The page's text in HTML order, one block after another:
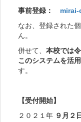
事前登録： mirai-
なお、登録された
ん。
併せて、 本校では
このシステムを活
す。
【受付開始】
２０２１年 ９月２